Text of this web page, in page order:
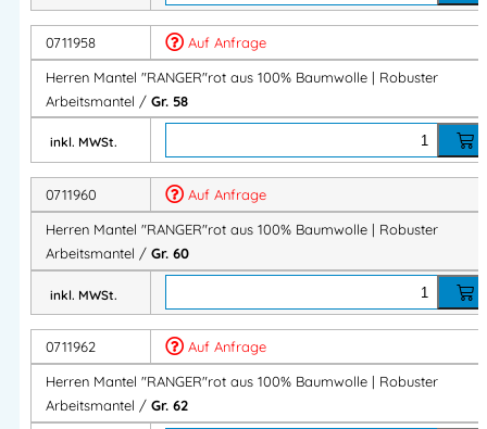
✔ 100 % Baumwolle
✔ Strapazierfähige Verarbeitung
✔ Verstärkte Taschen
✔ Robuste Dreifachnähte
✔ Verdeckte Knopfleiste
✔ Hoher Tragekomfort
✔ Ideal für Industrie & Werkstatt
Technische Daten
Material:
Gewicht:300 g/m²
Ausstattung:
Verstärkte Seitentaschen
Brusttasche
Innentasche
0711958
Auf Anfrage
Herren Mantel "RANGER"rot aus 100% Baumwolle | Robuster
Arbeitsmantel / Gr. 58
inkl. MWSt.
0711960
Auf Anfrage
Herren Mantel "RANGER"rot aus 100% Baumwolle | Robuster
Arbeitsmantel / Gr. 60
inkl. MWSt.
0711962
Auf Anfrage
Herren Mantel "RANGER"rot aus 100% Baumwolle | Robuster
Arbeitsmantel / Gr. 62